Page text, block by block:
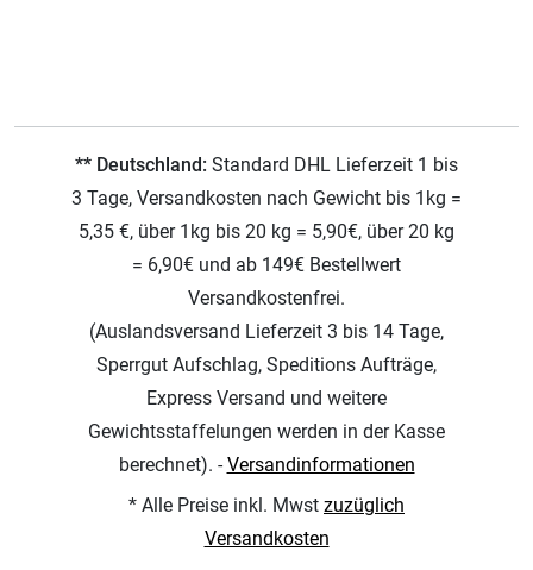
** Deutschland: Standard DHL Lieferzeit 1 bis
3 Tage, Versandkosten nach Gewicht bis 1kg =
5,35 €, über 1kg bis 20 kg = 5,90€, über 20 kg
= 6,90€ und ab 149€ Bestellwert
Versandkostenfrei.
(Auslandsversand Lieferzeit 3 bis 14 Tage,
Sperrgut Aufschlag, Speditions Aufträge,
Express Versand und weitere
Gewichtsstaffelungen werden in der Kasse
berechnet). -Versandinformationen
* Alle Preise inkl. Mwst zuzüglich
Versandkosten